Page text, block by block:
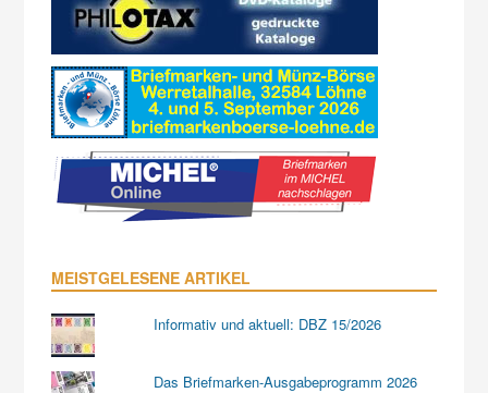
MEISTGELESENE ARTIKEL
Informativ und aktuell: DBZ 15/2026
Das Briefmarken-Ausgabeprogramm 2026